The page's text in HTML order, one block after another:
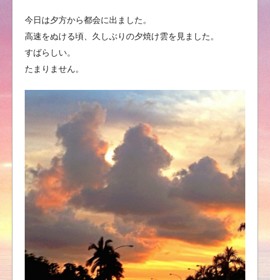
今日は夕方から都会に出ました。
高速をぬける頃、久しぶりの夕焼け雲を見ました。
すばらしい。
たまりません。